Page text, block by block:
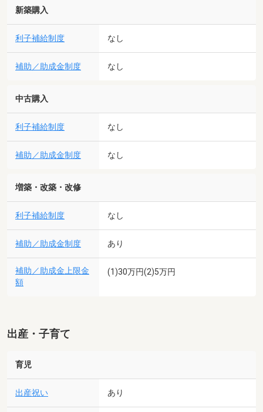
新築購入
利子補給制度 なし
補助／助成金制度 なし
中古購入
利子補給制度 なし
補助／助成金制度 なし
増築・改築・改修
利子補給制度 なし
補助／助成金制度 あり
補助／助成金上限金
額
(1)30万円(2)5万円
出産・子育て
育児
出産祝い あり